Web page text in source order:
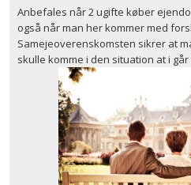
Anbefales når 2 ugifte køber
også når man her kommer med
Samejeoverenskomsten sikrer at
skulle komme i den situation at i